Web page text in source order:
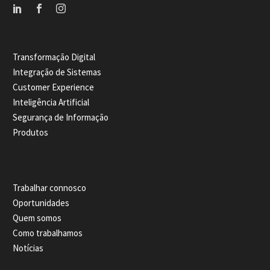
Transformação Digital
Integração de Sistemas
Customer Experience
Inteligência Artificial
Segurança de Informação
Produtos
Trabalhar connosco
Oportunidades
Quem somos
Como trabalhamos
Notícias